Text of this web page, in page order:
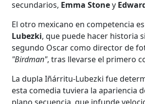
secundarios, Emma Stoney
El otro mexicano en competencia es
Lubezki, que puede hacer historia
segundo Oscar como director de
"Birdman", tras llevarse el primero
La dupla Iñárritu-Lubezki fue
esta comedia tuviera la apariencia